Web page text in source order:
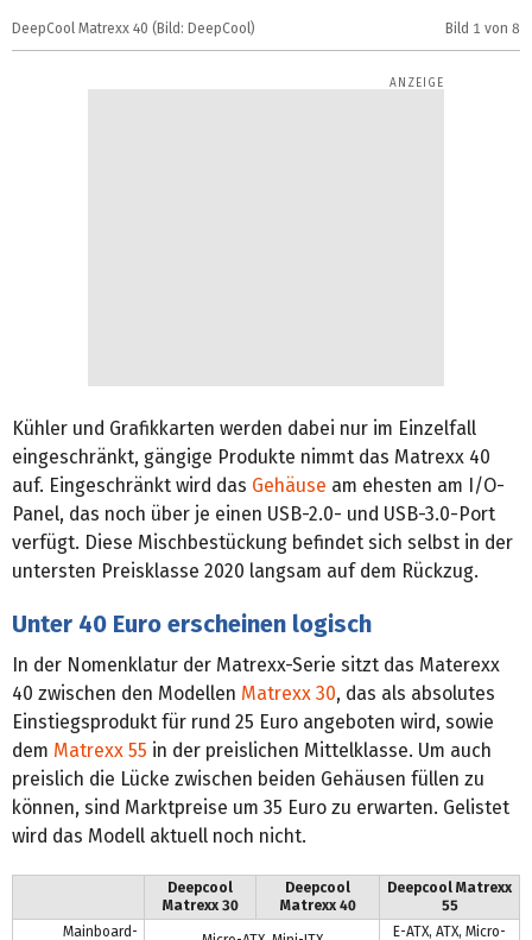
DeepCool Matrexx 40 (Bild: DeepCool) Bild 1 von 8
Kühler und Grafikkarten werden dabei nur im Einzelfall
eingeschränkt, gängige Produkte nimmt das Matrexx 40
auf. Eingeschränkt wird das Gehäuse am ehesten am I/O-
Panel, das noch über je einen USB-2.0- und USB-3.0-Port
verfügt. Diese Mischbestückung befindet sich selbst in der
untersten Preisklasse 2020 langsam auf dem Rückzug.
Unter 40 Euro erscheinen logisch
In der Nomenklatur der Matrexx-Serie sitzt das Materexx
40 zwischen den Modellen Matrexx 30, das als absolutes
Einstiegsprodukt für rund 25 Euro angeboten wird, sowie
dem Matrexx 55 in der preislichen Mittelklasse. Um auch
preislich die Lücke zwischen beiden Gehäusen füllen zu
können, sind Marktpreise um 35 Euro zu erwarten. Gelistet
wird das Modell aktuell noch nicht.
Deepcool
Matrexx 30
Deepcool
Matrexx 40
Deepcool Matrexx
55
Mainboard-
E-ATX, ATX, Micro-